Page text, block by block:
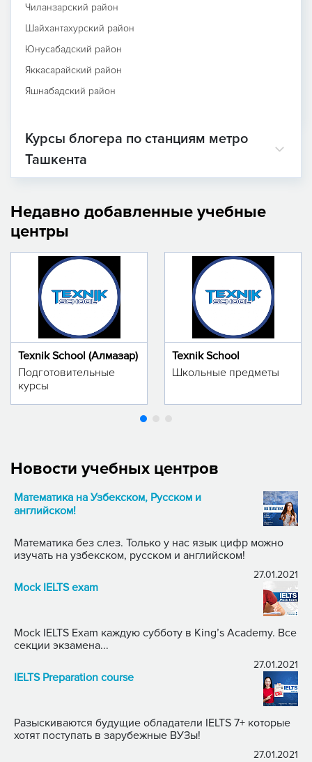
Чиланзарский район
Шайхантахурский район
Юнусабадский район
Яккасарайский район
Яшнабадский район
Курсы блогера по станциям метро
Ташкента
Недавно добавленные учебные
центры
Texnik School (Алмазар)
Подготовительные
курсы
Texnik School
Школьные предметы
Новости учебных центров
Математика на Узбекском, Русском и
английском!
Математика без слез. Только у нас язык цифр можно
изучать на узбекском, русском и английском!
27.01.2021
Mock IELTS exam
Mock IELTS Exam каждую субботу в King’s Academy. Все
секции экзамена...
27.01.2021
IELTS Preparation course
Разыскиваются будущие обладатели IELTS 7+ которые
хотят поступать в зарубежные ВУЗы!
27.01.2021